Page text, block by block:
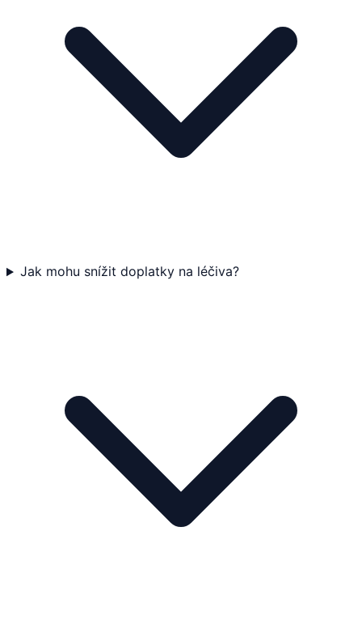
Jak mohu snížit doplatky na léčiva?